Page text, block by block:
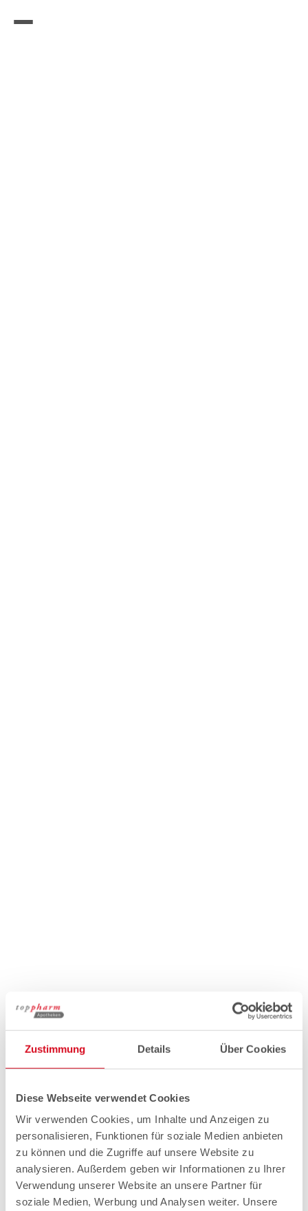
Zustimmung Details Über Cookies
Diese Webseite verwendet Cookies
Wir verwenden Cookies, um Inhalte und Anzeigen zu
personalisieren, Funktionen für soziale Medien anbieten
zu können und die Zugriffe auf unsere Website zu
analysieren. Außerdem geben wir Informationen zu Ihrer
Verwendung unserer Website an unsere Partner für
soziale Medien, Werbung und Analysen weiter. Unsere
Toggle